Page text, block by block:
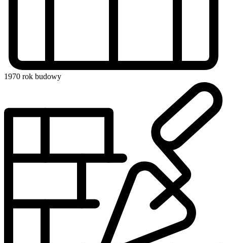
1970 rok budowy